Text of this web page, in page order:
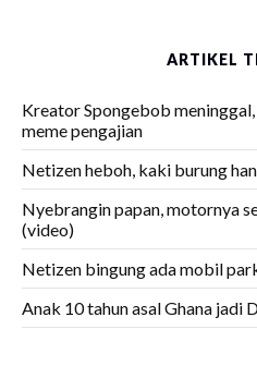
ARTIKEL
Kreator Spongebob
meme pengajian
Netizen heboh, kaki burung
Nyebrangin papan, motornya
(video)
Netizen bingung ada mobil
Anak 10 tahun asal Ghana jadi